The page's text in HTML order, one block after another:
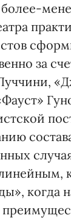
за
когда